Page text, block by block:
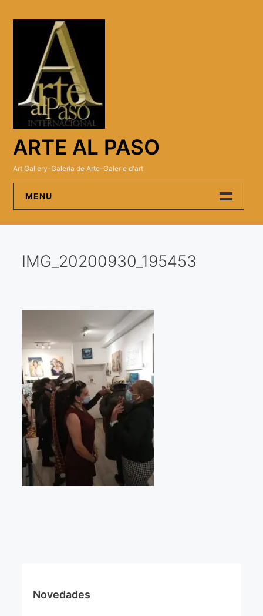
ARTE AL PASO
Art Gallery-Galeria de Arte-Galerie d'art
MENU
Artistas
Visitas a los ateliers o talleres de artistas
Presse
Qué dicen de nosotros?
Aviso legal
Política de cookies
Bruit de gommettes Paris 2025
IMG_20200930_195453
Novedades